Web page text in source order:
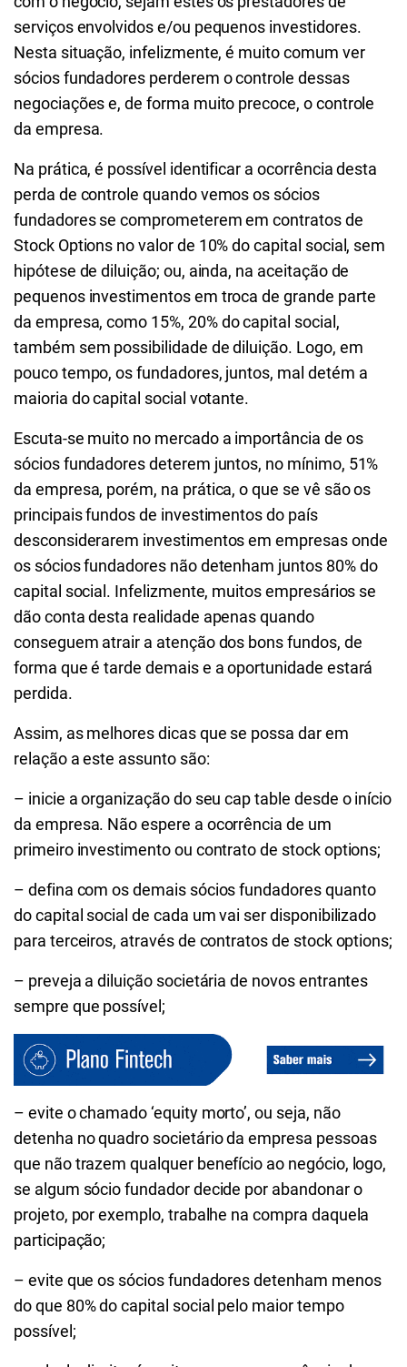
serviços envolvidos e/ou pequenos investidores.
Nesta situação, infelizmente, é muito comum ver
sócios fundadores perderem o controle dessas
negociações e, de forma muito precoce, o controle
da empresa.
Na prática, é possível identificar a ocorrência desta
perda de controle quando vemos os sócios
fundadores se comprometerem em contratos de
Stock Options no valor de 10% do capital social, sem
hipótese de diluição; ou, ainda, na aceitação de
pequenos investimentos em troca de grande parte
da empresa, como 15%, 20% do capital social,
também sem possibilidade de diluição. Logo, em
pouco tempo, os fundadores, juntos, mal detém a
maioria do capital social votante.
Escuta-se muito no mercado a importância de os
sócios fundadores deterem juntos, no mínimo, 51%
da empresa, porém, na prática, o que se vê são os
principais fundos de investimentos do país
desconsiderarem investimentos em empresas onde
os sócios fundadores não detenham juntos 80% do
capital social. Infelizmente, muitos empresários se
dão conta desta realidade apenas quando
conseguem atrair a atenção dos bons fundos, de
forma que é tarde demais e a oportunidade estará
perdida.
Assim, as melhores dicas que se possa dar em
relação a este assunto são:
– inicie a organização do seu cap table desde o início
da empresa. Não espere a ocorrência de um
primeiro investimento ou contrato de stock options;
– defina com os demais sócios fundadores quanto
do capital social de cada um vai ser disponibilizado
para terceiros, através de contratos de stock options;
– preveja a diluição societária de novos entrantes
sempre que possível;
– evite o chamado ‘equity morto’, ou seja, não
detenha no quadro societário da empresa pessoas
que não trazem qualquer benefício ao negócio, logo,
se algum sócio fundador decide por abandonar o
projeto, por exemplo, trabalhe na compra daquela
participação;
– evite que os sócios fundadores detenham menos
do que 80% do capital social pelo maior tempo
possível;